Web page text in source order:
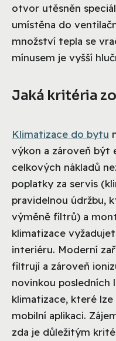
otvor utěsněn
umístěna do
množství tepla se
mínusem je vyšší
Jaká kritéria
Klimatizace do bytu
výkon a zároveň být
celkových nákladů
poplatky za servis
pravidelnou údržbu,
výměně filtrů) a
klimatizace
interiéru. Moderní
filtrují a zároveň
novinkou posledních
klimatizace, které
mobilní aplikaci.
zda je důležitým